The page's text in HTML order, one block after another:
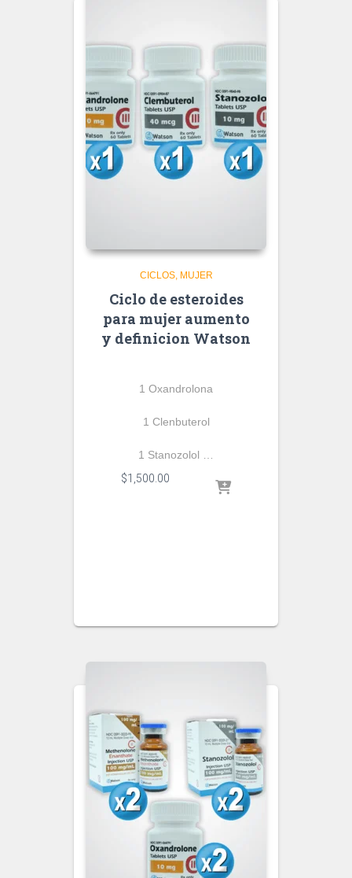
CICLOS MUJER
Ciclo de esteroides
para mujer aumento
y definicion Watson
1 Oxandrolona
1 Clenbuterol
1 Stanozolol …
$1,500.00